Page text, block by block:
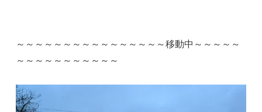
～～～～～～～～～～～～～～～～移動中～～～～～
～～～～～～～～～～～